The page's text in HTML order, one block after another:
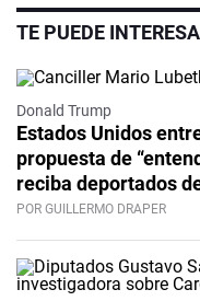
TE PUEDE
Donald Trump
Estados Unidos
propuesta de
reciba deportados
POR GUILLERMO DRAPER